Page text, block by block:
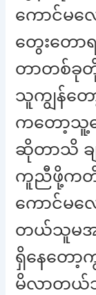
ကောင်မလ
တွေးတော
တာတစ်ခု
သူကျွန်တ
ကတော့သူ့
ဆိုတာသိ ခ
ကူညီဖို့က
ကောင်မလ
တယ်သူမအ
ရှိနေတော့
မိလာတယ်သူ